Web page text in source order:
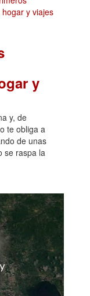
y
y, de
te obliga a
de unas
se raspa la